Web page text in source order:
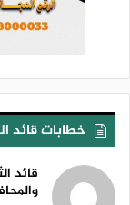
خطابات قائد
قائد